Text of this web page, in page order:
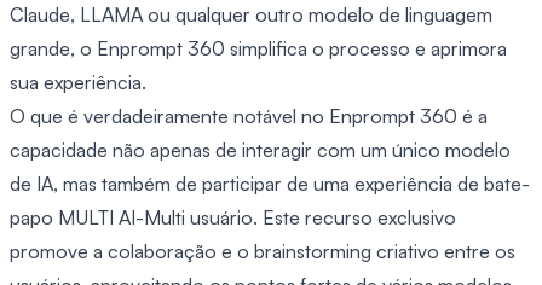
Claude, LLAMA ou qualquer outro modelo de linguagem
grande, o Enprompt 360 simplifica o processo e aprimora
sua experiência.
O que é verdadeiramente notável no Enprompt 360 é a
capacidade não apenas de interagir com um único modelo
de IA, mas também de participar de uma experiência de bate-
papo MULTI AI-Multi usuário. Este recurso exclusivo
promove a colaboração e o brainstorming criativo entre os